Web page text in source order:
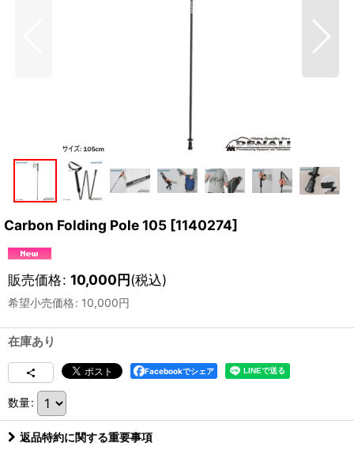
Carbon Folding Pole 105 [1140274]
販売価格: 10,000円(税込)
希望小売価格: 10,000円
在庫あり
Facebookでシェア
数量:
返品特約に関する重要事項